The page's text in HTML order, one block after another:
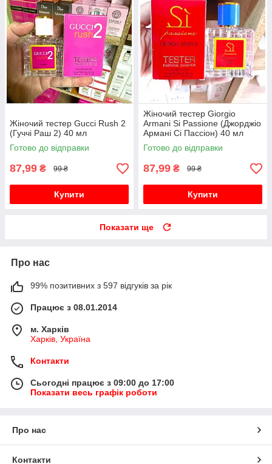
Жіночий тестер Gucci Rush 2
(Гуччі Раш 2) 40 мл
Готово до відправки
87,99 ₴ 99 ₴
Купити
Жіночий тестер Giorgio
Armani Si Passione (Джорджіо
Армані Сі Пассіон) 40 мл
Готово до відправки
87,99 ₴ 99 ₴
Купити
Показати ще
Про нас
99% позитивних з 597 відгуків за рік
Працює з 08.01.2014
м. Харків
Харків, Україна
Контакти
Сьогодні працює з 09:00 до 17:00
Показати весь графік роботи
Про нас
Контакти